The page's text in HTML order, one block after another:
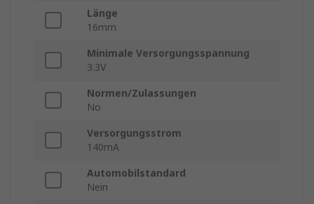
Länge
16mm
Minimale Versorgungsspannung
3.3V
Normen/Zulassungen
No
Versorgungsstrom
140mA
Automobilstandard
Nein